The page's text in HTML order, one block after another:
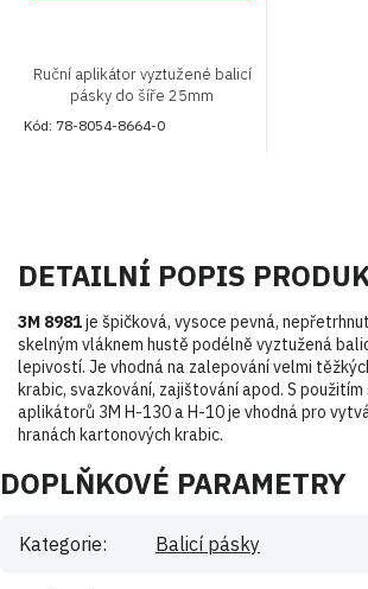
Ruční aplikátor vyztužené balicí
pásky do šíře 25mm
Kód: 78-8054-8664-0
DETAILNÍ POPIS
3M 8981je špičková, vysoce pevná,
skelným vláknem hustě podélně vyztužená
lepivostí. Je vhodná na zalepování velmi
krabic, svazkování, zajištování apod. S použitím
aplikátorů 3M H-130 a H-10 je vhodná pro
hranách kartonových krabic.
DOPLŇKOVÉ PARAMETRY
Kategorie: Balicí pásky